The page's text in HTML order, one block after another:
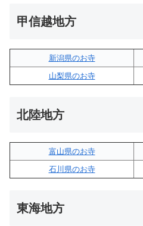
甲信越地方
新潟県のお寺
山梨県のお寺
北陸地方
富山県のお寺
石川県のお寺
東海地方